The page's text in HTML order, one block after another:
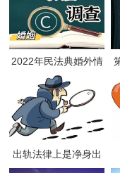
2022年民法典婚外情
是怎样规定的
出轨法律上是净身出
户吗